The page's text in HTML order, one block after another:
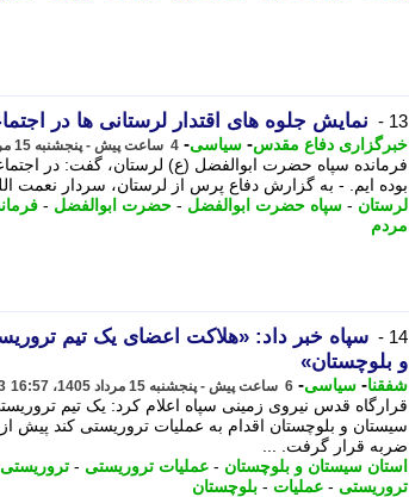
13 - نمایش جلوه های اقتدار لرستانی ها در
خبرگزاری دفاع مقدس- سیاسی- 4 ساعت پیش - پنجشنبه 15 مرداد 1405، 18:30
فرمانده سپاه حضرت ابوالفضل (ع) لرستان، گفت: در
بوده ایم. - به گزارش دفاع پرس از لرستان، سردار نعمت
لرستان - سپاه حضرت ابوالفضل - حضرت ابوالفضل -
مردم
14 -
سپاه خبر داد: «هلاکت اعضای یک تیم
و بلوچستان»
شفقنا- سیاسی- 6 ساعت پیش - پنجشنبه 15 مرداد 1405، 16:57
قرارگاه قدس نیروی زمینی سپاه اعلام کرد: یک تیم
سیستان و بلوچستان اقدام به عملیات تروریستی کند پیش
ضربه قرار گرفت. ...
استان سیستان و بلوچستان - عملیات تروریستی - تروریستی
تروریستی - عملیات - بلوچستان